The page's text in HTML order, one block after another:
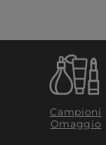
Campioni
Omaggio